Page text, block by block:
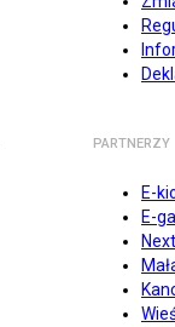
PARTNERZY
E-
E-